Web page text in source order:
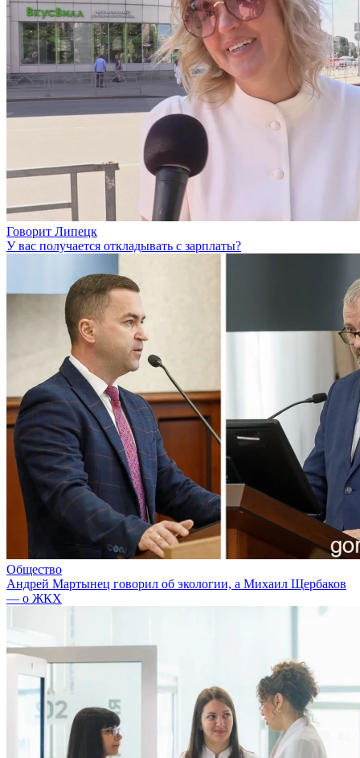
Говорит Липецк
У вас получается откладывать с зарплаты?
Общество
Андрей Мартынец говорил об экологии, а Михаил Щербаков
— о ЖКХ